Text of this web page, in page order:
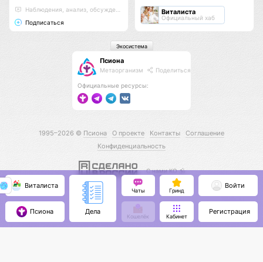
Наблюдения, анализ, обсуждения
Подписаться
Виталиста
Официальный хаб
Псиона
Метаорганизм Поделиться
Официальные ресурсы:
Экосистема
1995–2026 © Псиона О проекте Контакты
Соглашение
Конфиденциальность
С нами КО 🕉️
Виталиста
Псиона Дела
Чаты Гринд
Кошелёк Кабинет
Войти
Регистрация